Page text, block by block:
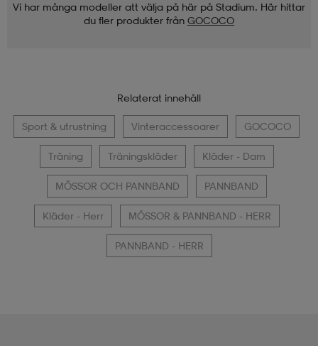
Vi har många modeller att välja på här på Stadium. Här hittar
du fler produkter från GOCOCO
Relaterat innehåll
Sport & utrustning Vinteraccessoarer GOCOCO
Träning Träningskläder Kläder - Dam
MÖSSOR OCH PANNBAND PANNBAND
Kläder - Herr MÖSSOR & PANNBAND - HERR
PANNBAND - HERR